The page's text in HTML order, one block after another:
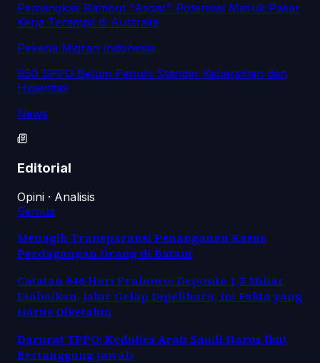
Pemangkas Rambut "Asgar" Potensial Masuk Pasar
Kerja Terampil di Australia
Pekerja Migran Indonesia
950 SPPG Belum Penuhi Standar Kebersihan dan
Higienitas
News
Editorial
Opini · Analisis
Semua
Menagih Transparansi Penanganan Kasus
Perdagangan Orang di Batam
Catatan 646 Hari Prabowo: Deposito 1,5 Miliar
Diabaikan, Jalur Gelap Dipelihara, Ini Fakta yang
Harus Diketahui
Darurat TPPO: Kedubes Arab Saudi Harus Ikut
Bertanggung jawab